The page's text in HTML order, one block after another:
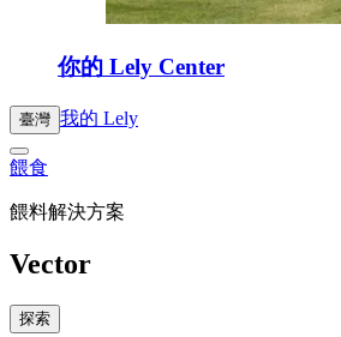
你的 Lely Center
臺灣 我的 Lely
餵食
餵料解決方案
Vector
探索